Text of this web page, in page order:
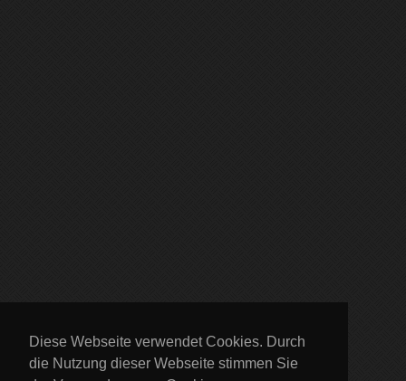
Diese Webseite verwendet Cookies. Durch
die Nutzung dieser Webseite stimmen Sie